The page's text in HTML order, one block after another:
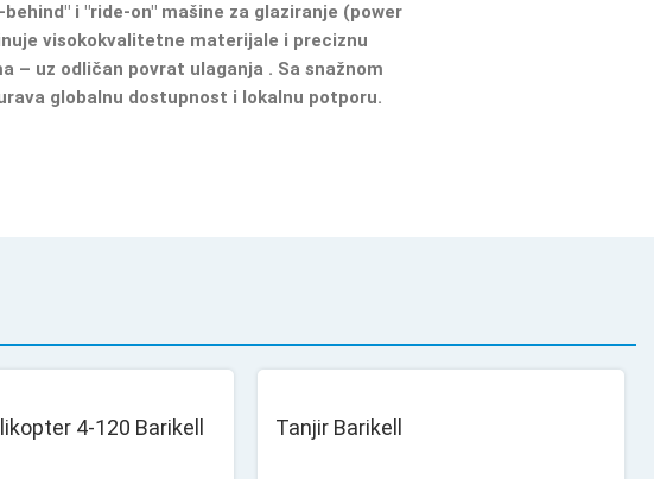
i "ride-on" mašine za glaziranje (power
visokokvalitetne materijale i preciznu
– uz odličan povrat ulaganja . Sa snažnom
globalnu dostupnost i lokalnu potporu.
4-120 Barikell Tanjir Barikell